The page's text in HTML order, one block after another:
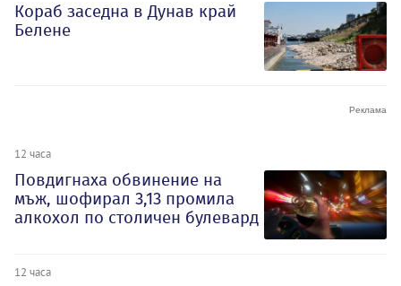
Кораб заседна в Дунав край
Белене
12 часа
Повдигнаха обвинение на
мъж, шофирал 3,13 промила
алкохол по столичен булевард
12 часа